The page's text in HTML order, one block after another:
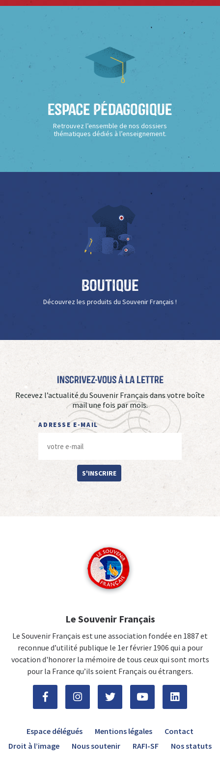
Espace Pédagogique
Retrouvez l’ensemble de nos dossiers
thématiques dédiés à l’enseignement.
Boutique
Découvrez les produits du Souvenir Français !
Inscrivez-vous à La Lettre
Recevez l’actualité du Souvenir Français dans votre boîte
mail une fois par mois.
ADRESSE E-MAIL
S'INSCRIRE
Le Souvenir Français
Le Souvenir Français est une association fondée en 1887 et
reconnue d’utilité publique le 1er février 1906 qui a pour
vocation d'honorer la mémoire de tous ceux qui sont morts
pour la France qu’ils soient Français ou étrangers.
Espace délégués Mentions légales
Contact
Droit à l’image
Nous soutenir RAFI-SF Nos statuts